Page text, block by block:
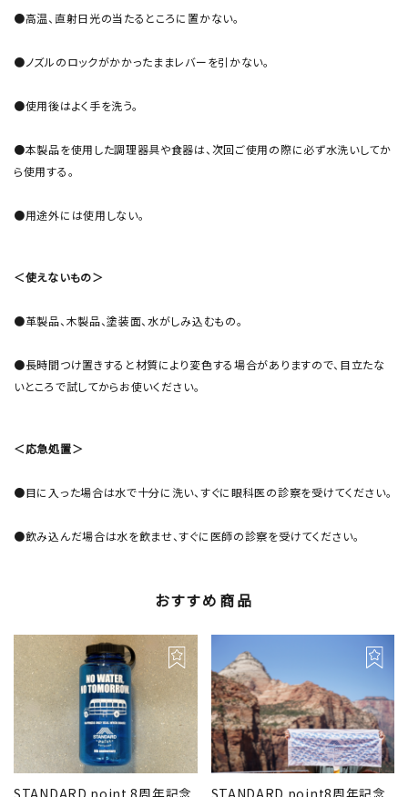
●高温、直射日光の当たるところに置かない。
●ノズルのロックがかかったままレバーを引かない。
●使用後はよく手を洗う。
●本製品を使用した調理器具や食器は、次回ご使用の際に必ず水洗いしてか
ら使用する。
●用途外には使用しない。
＜使えないもの＞
●革製品、木製品、塗装面、水がしみ込むもの。
●長時間つけ置きすると材質により変色する場合がありますので、目立たな
いところで試してからお使いください。
＜応急処置＞
●目に入った場合は水で十分に洗い、すぐに眼科医の診察を受けてください。
●飲み込んだ場合は水を飲ませ、すぐに医師の診察を受けてください。
おすすめ商品
STANDARD point 8周年記念
STANDARD point8周年記念